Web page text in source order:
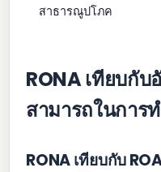
สาธารณูปโภค
RONA เทียบกั
สามารถในการ
RONA เทียบกับ